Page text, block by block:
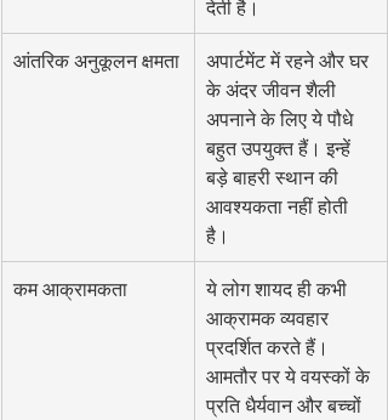
देती है।
आंतरिक अनुकूलन क्षमता
अपार्टमेंट में रहने और घर
के अंदर जीवन शैली
अपनाने के लिए ये पौधे
बहुत उपयुक्त हैं। इन्हें
बड़े बाहरी स्थान की
आवश्यकता नहीं होती
है।
कम आक्रामकता
ये लोग शायद ही कभी
आक्रामक व्यवहार
प्रदर्शित करते हैं।
आमतौर पर ये वयस्कों के
प्रति धैर्यवान और बच्चों